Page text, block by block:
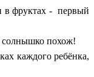
в фруктах - первый
похож!
каждого ребёнка,